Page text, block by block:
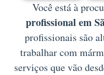
Você está à
profissional em
profissionais são
trabalhar com
serviços que vão